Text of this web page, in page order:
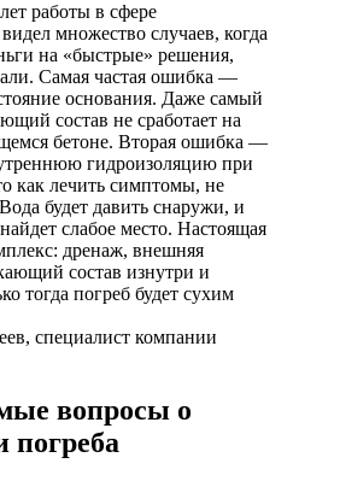
работы в сфере
множество случаев, когда
на «быстрые» решения,
Самая частая ошибка —
основания. Даже самый
состав не сработает на
бетоне. Вторая ошибка —
гидроизоляцию при
как лечить симптомы, не
будет давить снаружи, и
слабое место. Настоящая
дренаж, внешняя
состав изнутри и
тогда погреб будет сухим
специалист компании
вопросы о
погреба